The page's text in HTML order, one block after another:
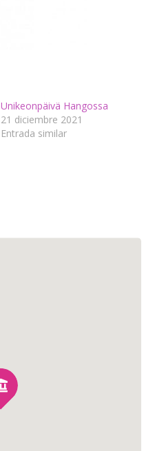
Unikeonpäivä Hangossa
21 diciembre 2021
Entrada similar